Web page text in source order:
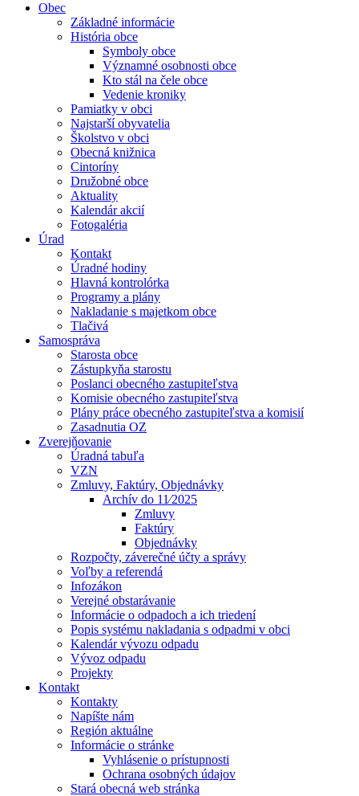
Obec
Základné informácie
História obce
Symboly obce
Významné osobnosti obce
Kto stál na čele obce
Vedenie kroniky
Pamiatky v obci
Najstarší obyvatelia
Školstvo v obci
Obecná knižnica
Cintoríny
Družobné obce
Aktuality
Kalendár akcií
Fotogaléria
Úrad
Kontakt
Úradné hodiny
Hlavná kontrolórka
Programy a plány
Nakladanie s majetkom obce
Tlačivá
Samospráva
Starosta obce
Zástupkyňa starostu
Poslanci obecného zastupiteľstva
Komisie obecného zastupiteľstva
Plány práce obecného zastupiteľstva a komisií
Zasadnutia OZ
Zverejňovanie
Úradná tabuľa
VZN
Zmluvy, Faktúry, Objednávky
Archív do 11⁄2025
Zmluvy
Faktúry
Objednávky
Rozpočty, záverečné účty a správy
Voľby a referendá
Infozákon
Verejné obstarávanie
Informácie o odpadoch a ich triedení
Popis systému nakladania s odpadmi v obci
Kalendár vývozu odpadu
Vývoz odpadu
Projekty
Kontakt
Kontakty
Napíšte nám
Región aktuálne
Informácie o stránke
Vyhlásenie o prístupnosti
Ochrana osobných údajov
Stará obecná web stránka